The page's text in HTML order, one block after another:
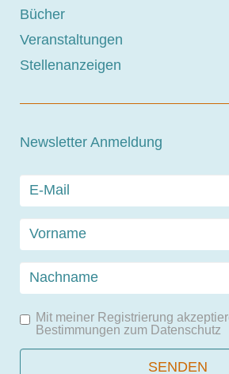
Bücher
Veranstaltungen
Stellenanzeigen
Newsletter Anmeldung
Mit meiner Registrierung
Bestimmungen zum Datenschutz